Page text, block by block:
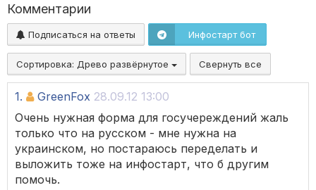
Комментарии
Подписаться на ответы Инфостарт бот
Сортировка: Древо развёрнутое Свернуть все
1. GreenFox 28.09.12 13:00
Очень нужная форма для госучереждений жаль
только что на русском - мне нужна на
украинском, но постараюсь переделать и
выложить тоже на инфостарт, что б другим
помочь.